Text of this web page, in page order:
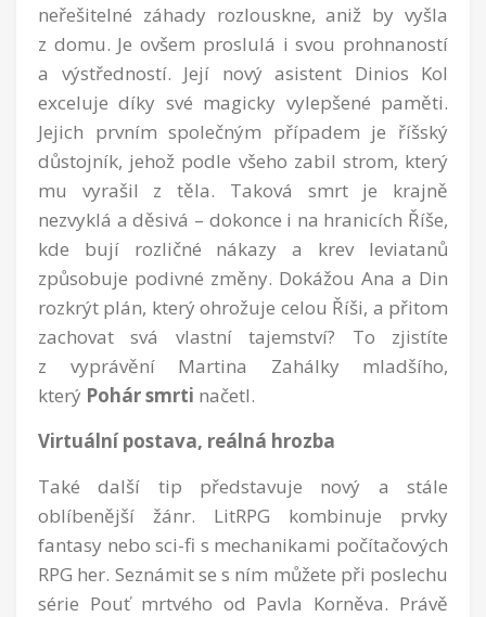
neřešitelné záhady rozlouskne, aniž by vyšla
z domu. Je ovšem proslulá i svou prohnaností
a výstředností. Její nový asistent Dinios Kol
exceluje díky své magicky vylepšené paměti.
Jejich prvním společným případem je říšský
důstojník, jehož podle všeho zabil strom, který
mu vyrašil z těla. Taková smrt je krajně
nezvyklá a děsivá – dokonce i na hranicích Říše,
kde bují rozličné nákazy a krev leviatanů
způsobuje podivné změny. Dokážou Ana a Din
rozkrýt plán, který ohrožuje celou Říši, a přitom
zachovat svá vlastní tajemství? To zjistíte
z vyprávění Martina Zahálky mladšího,
který Pohár smrti načetl.
Virtuální postava, reálná hrozba
Také další tip představuje nový a stále
oblíbenější žánr. LitRPG kombinuje prvky
fantasy nebo sci-fi s mechanikami počítačových
RPG her. Seznámit se s ním můžete při poslechu
série Pouť mrtvého od Pavla Korněva. Právě